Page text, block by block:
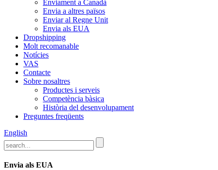
Enviament a Canadà
Envia a altres països
Enviar al Regne Unit
Envia als EUA
Dropshipping
Molt recomanable
Notícies
VAS
Contacte
Sobre nosaltres
Productes i serveis
Competència bàsica
Història del desenvolupament
Preguntes freqüents
English
Envia als EUA